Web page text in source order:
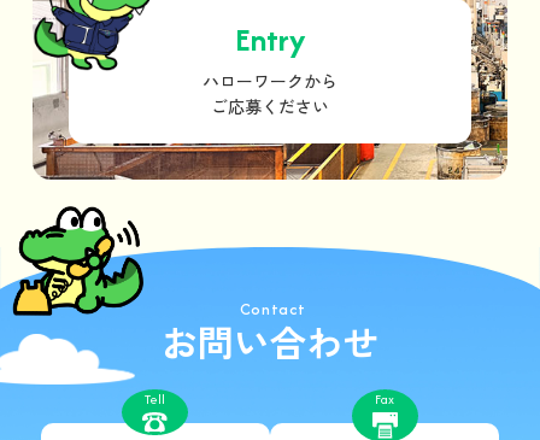
Entry
ハローワークから
ご応募ください
Contact
お問い合わせ
Tell Fax